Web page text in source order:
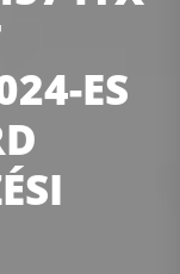
ES